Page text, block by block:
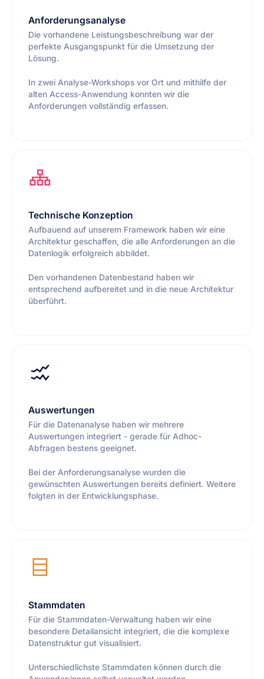
Anforderungsanalyse
Die vorhandene Leistungsbeschreibung war der
perfekte Ausgangspunkt für die Umsetzung der
Lösung.
In zwei Analyse-Workshops vor Ort und mithilfe der
alten Access-Anwendung konnten wir die
Anforderungen vollständig erfassen.
Technische Konzeption
Aufbauend auf unserem Framework haben wir eine
Architektur geschaffen, die alle Anforderungen an die
Datenlogik erfolgreich abbildet.
Den vorhandenen Datenbestand haben wir
entsprechend aufbereitet und in die neue Architektur
überführt.
Auswertungen
Für die Datenanalyse haben wir mehrere
Auswertungen integriert - gerade für Adhoc-
Abfragen bestens geeignet.
Bei der Anforderungsanalyse wurden die
gewünschten Auswertungen bereits definiert. Weitere
folgten in der Entwicklungsphase.
Stammdaten
Für die Stammdaten-Verwaltung haben wir eine
besondere Detailansicht integriert, die die komplexe
Datenstruktur gut visualisiert.
Unterschiedlichste Stammdaten können durch die